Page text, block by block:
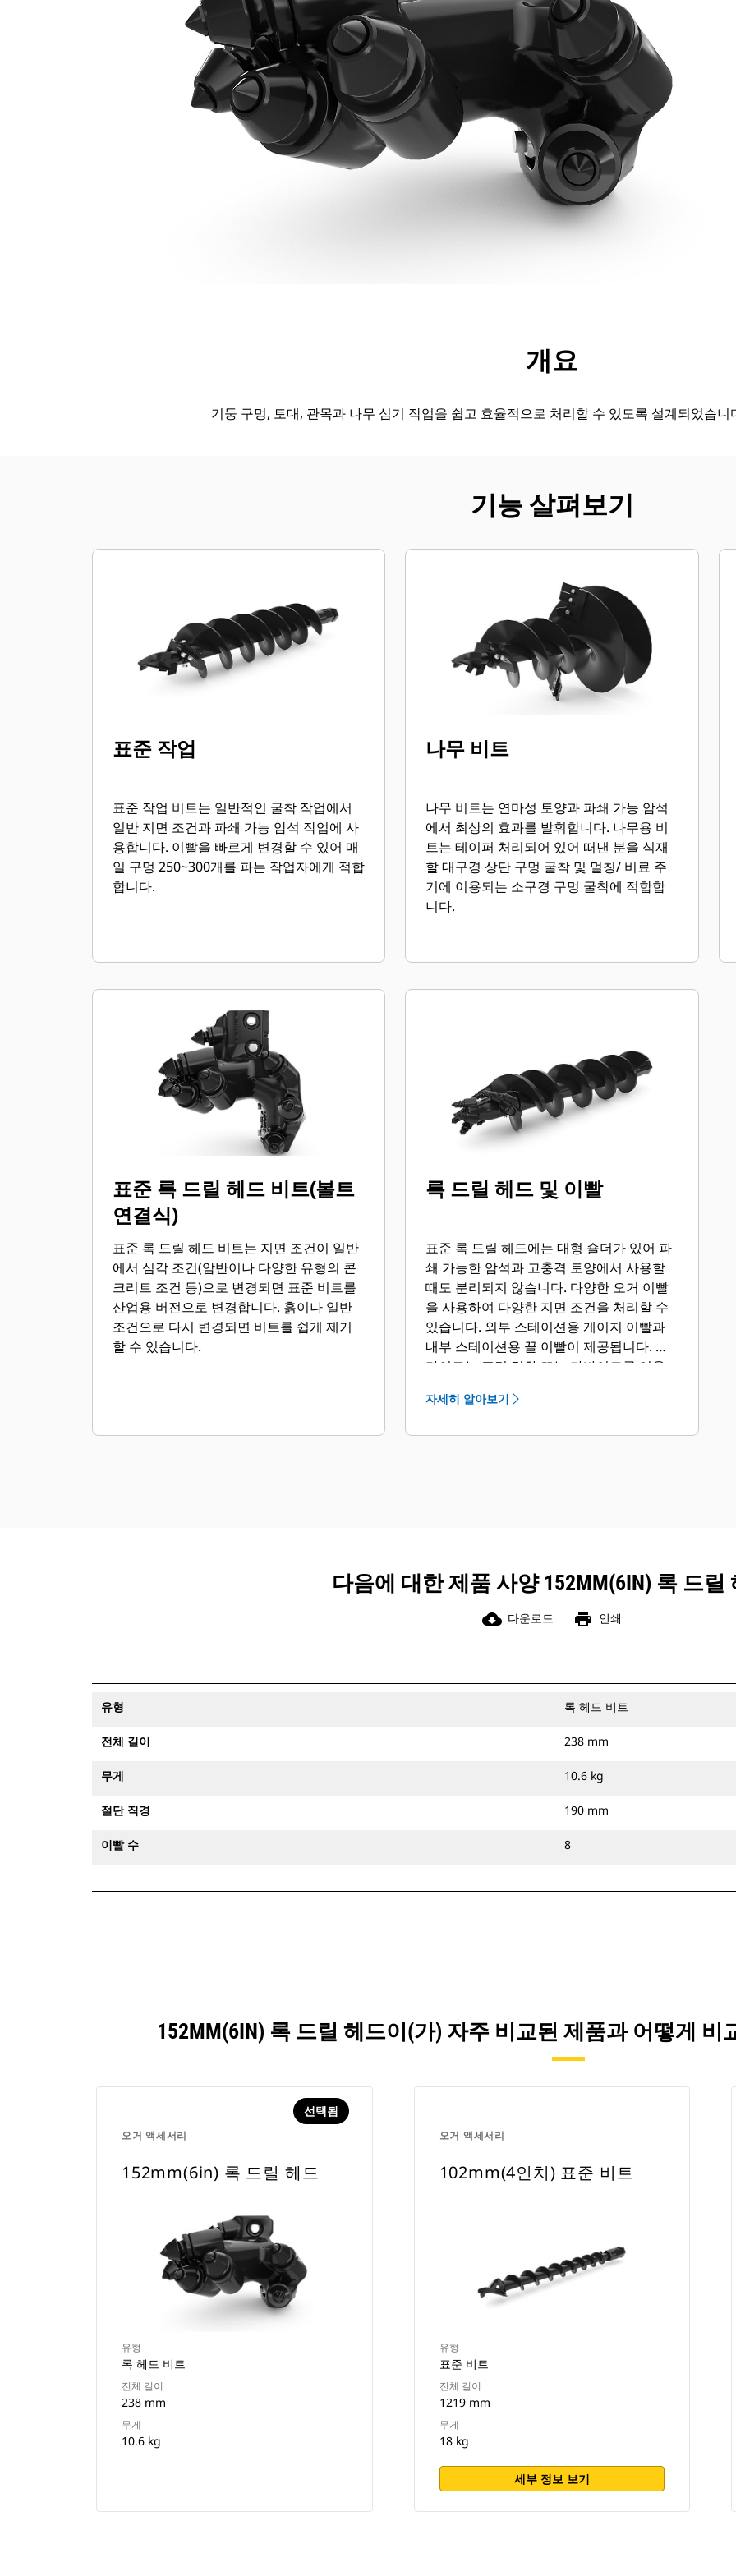
투어
개요
기둥 구멍, 토대, 관목과 나무 심기 작업을 쉽고 효율적으로 처리할 수 있도록 설계되었습니
기능 살펴보기
표준 작업
표준 작업 비트는 일반적인 굴착 작업에서
일반 지면 조건과 파쇄 가능 암석 작업에 사
용합니다. 이빨을 빠르게 변경할 수 있어 매
일 구멍 250~300개를 파는 작업자에게 적합
합니다.
나무 비트
나무 비트는 연마성 토양과 파쇄 가능 암석
에서 최상의 효과를 발휘합니다. 나무용 비
트는 테이퍼 처리되어 있어 떠낸 분을 식재
할 대구경 상단 구멍 굴착 및 멀칭/ 비료 주
기에 이용되는 소구경 구멍 굴착에 적합합
니다.
표준 록 드릴 헤드 비트(볼트
연결식)
표준 록 드릴 헤드 비트는 지면 조건이 일반
에서 심각 조건(암반이나 다양한 유형의 콘
크리트 조건 등)으로 변경되면 표준 비트를
산업용 버전으로 변경합니다. 흙이나 일반
조건으로 다시 변경되면 비트를 쉽게 제거
할 수 있습니다.
록 드릴 헤드 및 이빨
표준 록 드릴 헤드에는 대형 숄더가 있어 파
쇄 가능한 암석과 고충격 토양에서 사용할
때도 분리되지 않습니다. 다양한 오거 이빨
을 사용하여 다양한 지면 조건을 처리할 수
있습니다. 외부 스테이션용 게이지 이빨과
내부 스테이션용 끌 이빨이 제공됩니다. 플
라이트는 표면 경화 또는 카바이드를 이용
습니다.
자세히 알아보기
다음에 대한 제품 사양 152MM(6IN) 록 드릴
cloud_download 다운로드 print 인쇄
유형 록 헤드 비트
전체 길이 238 mm
무게 10.6 kg
절단 직경 190 mm
이빨 수 8
152MM(6IN) 록 드릴 헤드이(가) 자주 비교된 제품과 어떻게
오거 액세서리
선택됨
152mm(6in) 록 드릴 헤드
유형
록 헤드 비트
전체 길이
238 mm
무게
10.6 kg
오거 액세서리
102mm(4인치) 표준 비트
유형
표준 비트
전체 길이
1219 mm
무게
18 kg
세부 정보 보기